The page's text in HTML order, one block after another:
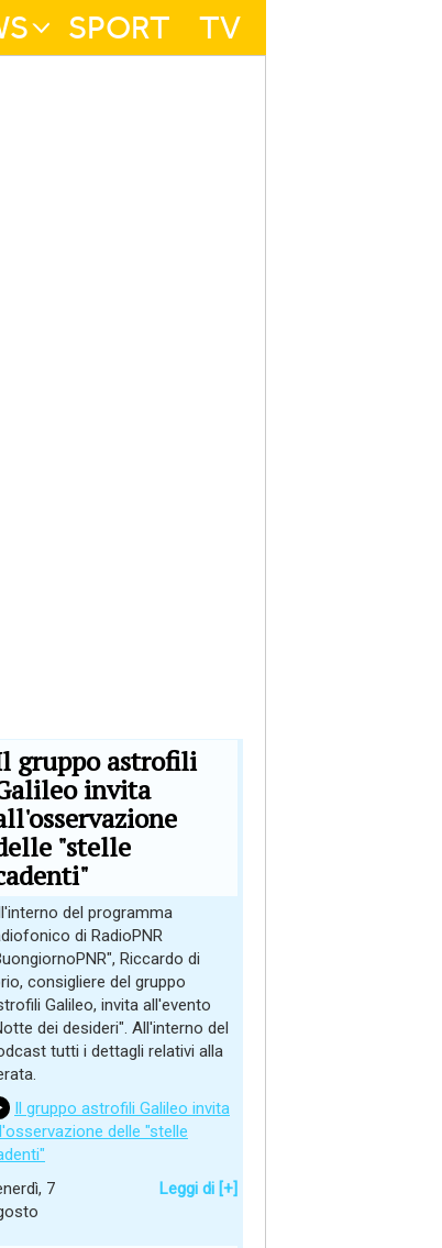
SPORT TV
gruppo astrofili
invita
"stelle
del programma
di RadioPNR
Riccardo di
consigliere del gruppo
Galileo, invita all'evento
dei desideri". All'interno del
tutti i dettagli relativi alla
Il gruppo astrofili Galileo invita
delle "stelle
7
Leggi di [+]